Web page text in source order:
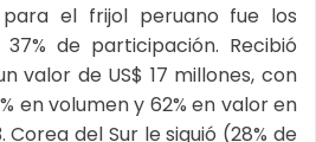
el frijol peruano fue los
37% de participación. Recibió
valor de US$ 17 millones, con
en volumen y 62% en valor en
del Sur le siguió (28% de